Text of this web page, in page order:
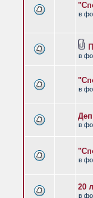
в
в
в
в
в
20
в